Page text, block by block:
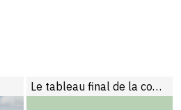
Le tableau final de la compétition cannoise